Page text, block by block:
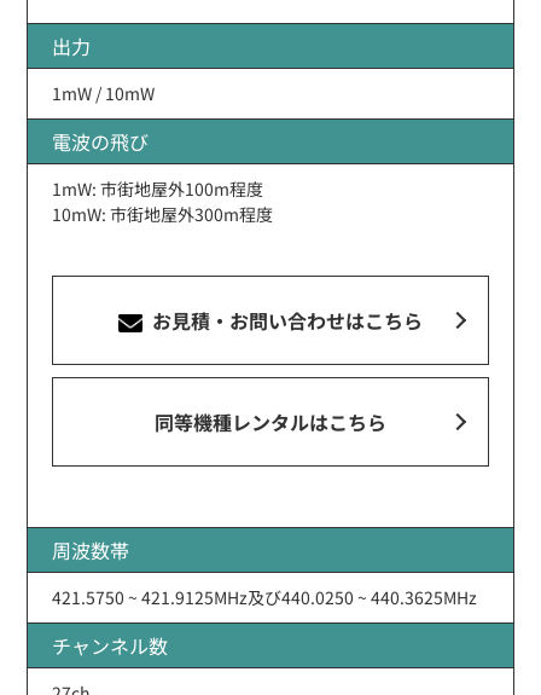
出力
1mW / 10mW
電波の飛び
1mW: 市街地屋外100m程度
10mW: 市街地屋外300m程度
お見積・お問い合わせはこちら
同等機種レンタルはこちら
周波数帯
421.5750 ~ 421.9125MHz及び440.0250 ~ 440.3625MHz
チャンネル数